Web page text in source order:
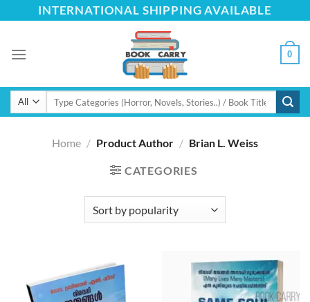
to
INTERNATIONAL SHIPPING AVAILABLE
0
Search
Home / Product Author / Brian L. Weiss
CATEGORIES